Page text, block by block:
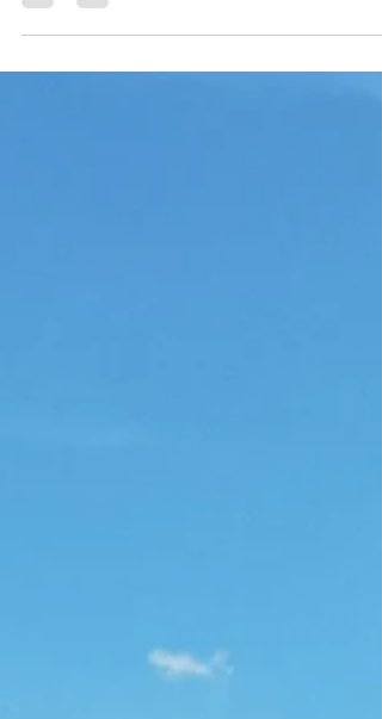
começando pelos destinos mais visitados
região....